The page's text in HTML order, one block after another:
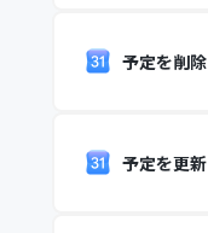
予定を削除
予定を更新